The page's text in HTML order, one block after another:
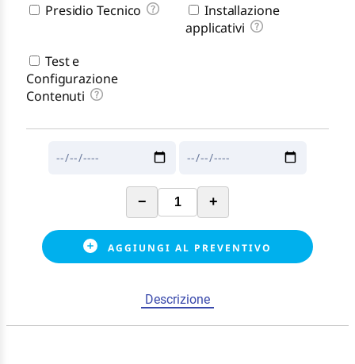
Presidio Tecnico
Installazione
applicativi
Test e
Configurazione
Contenuti
− +
AGGIUNGI AL PREVENTIVO
Descrizione